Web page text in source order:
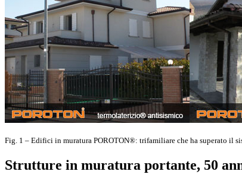
Fig. 1 – Edifici in muratura POROTON®: trifamiliare che ha superato il
Strutture in muratura portante, 50